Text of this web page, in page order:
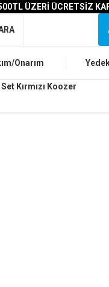
ÜZERİ ÜCRETSİZ
Onarım
Kırmızı Koozer